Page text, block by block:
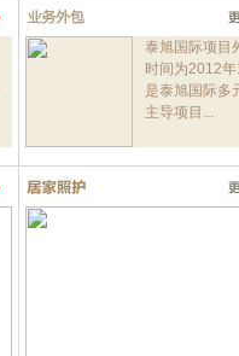
泰旭国际项目
时间为2012
是泰旭国际多
主导项目...